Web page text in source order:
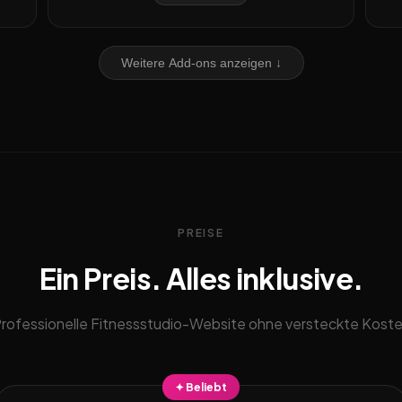
Weitere Add-ons anzeigen ↓
PREISE
Ein Preis. Alles inklusive.
Fitnessstudio-Website ohne versteckte
✦ Beliebt